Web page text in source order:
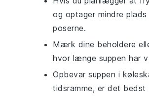
og optager mindre
poserne.
Mærk dine beholdere
hvor længe suppen har
Opbevar suppen i
tidsramme, er det